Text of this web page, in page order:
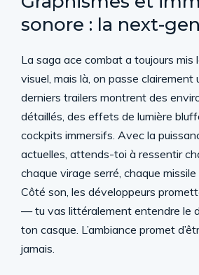
sonore : la next-
La saga ace combat a toujours mis
visuel, mais là, on passe clairement
derniers trailers montrent des
détaillés, des effets de lumière
cockpits immersifs. Avec la
actuelles, attends-toi à ressentir
chaque virage serré, chaque
Côté son, les développeurs
— tu vas littéralement entendre le
ton casque. L’ambiance promet
jamais.